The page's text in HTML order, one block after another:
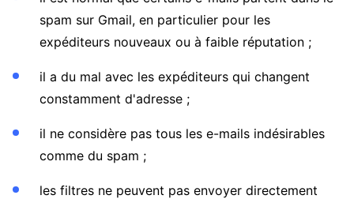
spam sur Gmail, en particulier pour les
expéditeurs nouveaux ou à faible réputation ;
il a du mal avec les expéditeurs qui changent
constamment d'adresse ;
il ne considère pas tous les e-mails indésirables
comme du spam ;
les filtres ne peuvent pas envoyer directement